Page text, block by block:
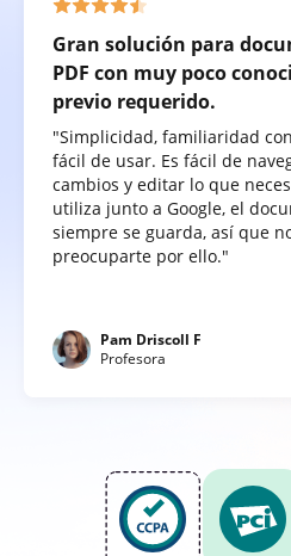
Gran solución para
PDF con muy poco
previo requerido.
"Simplicidad, familiaridad
fácil de usar. Es fácil de
cambios y editar lo que
utiliza junto a Google, el
siempre se guarda, así que
preocuparte por ello."
Pam Driscoll F
Profesora